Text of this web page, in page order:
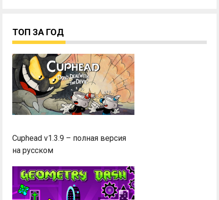
ТОП ЗА ГОД
Cuphead v1.3.9 – полная версия
на русском